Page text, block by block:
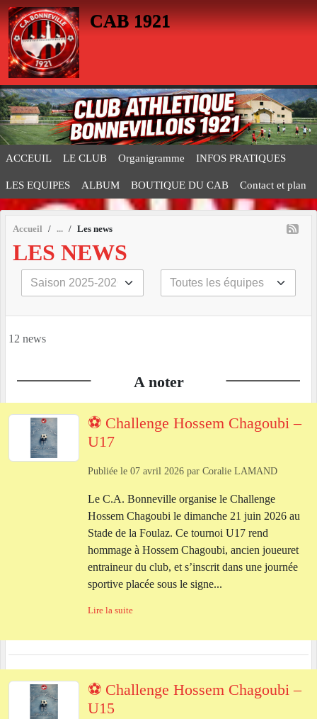
CAB 1921
ACCEUIL LE CLUB Organigramme INFOS PRATIQUES
LES EQUIPES ALBUM BOUTIQUE DU CAB Contact et plan
Accueil Les news
LES NEWS
12 news
A noter
⚽ Challenge Hossem Chagoubi –
U17
Publiée le 07 avril 2026 par Coralie LAMAND
Le C.A. Bonneville organise le Challenge
Hossem Chagoubi le dimanche 21 juin 2026 au
Stade de la Foulaz. Ce tournoi U17 rend
hommage à Hossem Chagoubi, ancien joueuret
entraineur du club, et s’inscrit dans une journée
sportive placée sous le signe...
Lire la suite
⚽ Challenge Hossem Chagoubi –
U15
Panneau de gestion des cookies